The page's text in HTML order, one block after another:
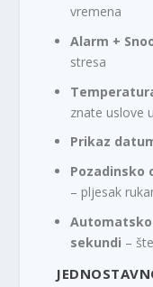
vremena
Alarm +
stresa
znate uslove
Prikaz
Pozadinsko
– pljesak
sekundi –